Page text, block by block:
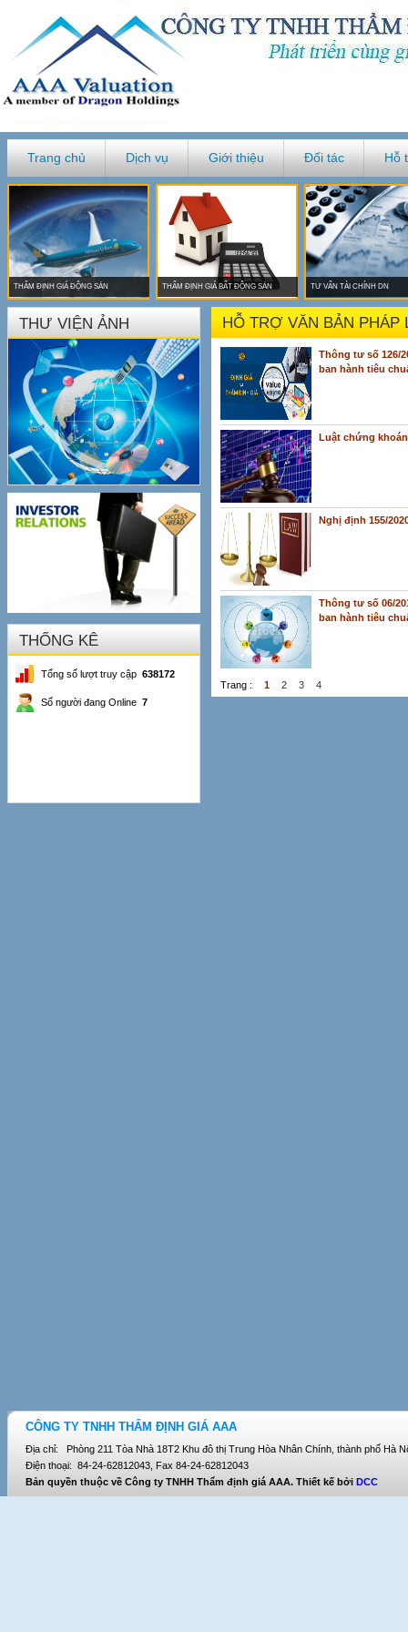
Trang chủ Dịch vụ Giới thiệu Đối tác Hỗ
THẨM ĐỊNH GIÁ ĐỘNG SẢN THẨM ĐỊNH GIÁ BẤT ĐỘNG SẢN TƯ VẤN TÀI CHÍNH DN
THƯ VIỆN ẢNH
THỐNG KÊ
Tổng số lượt truy cập 638172
Số người đang Online 7
HỖ TRỢ VĂN BẢN PHÁP
Thông tư số 126/
ban hành tiêu
Luật chứng khoán
Nghị định 155/
Thông tư số 06/
ban hành tiêu
Trang : 1 2 3 4
CÔNG TY TNHH THẨM ĐỊNH GIÁ AAA
Địa chỉ: Phòng 211 Tòa Nhà 18T2 Khu đô thị Trung Hòa Nhân Chính, thành phố Hà
Điện thoại: 84-24-62812043, Fax 84-24-62812043
Bản quyền thuộc về Công ty TNHH Thẩm định giá AAA. Thiết kế bởi DCC